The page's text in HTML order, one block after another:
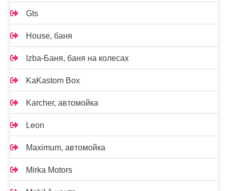
Gts
House, баня
Izba-Баня, баня на колесах
KaKastom Box
Karcher, автомойка
Leon
Maximum, автомойка
Mirka Motors